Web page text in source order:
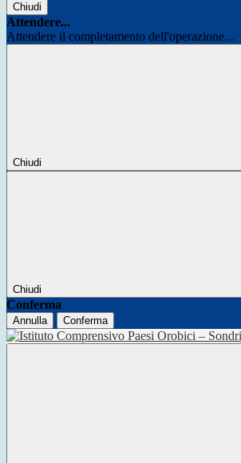
Chiudi
Attendere...
Attendere il completamento dell'operazione...
Chiudi
Chiudi
Conferma
Annulla Conferma